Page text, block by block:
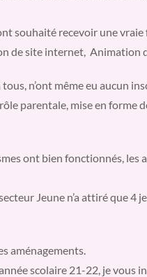
souhaité recevoir une
site internet, Animation
n’ont même eu aucun
parentale, mise en forme
ont bien fonctionnés,
Jeune n’a attiré que 4
aménagements.
scolaire 21-22, je vous